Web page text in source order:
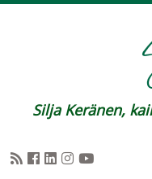
Silja Keränen,